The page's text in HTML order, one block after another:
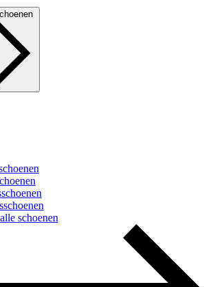
schoenen